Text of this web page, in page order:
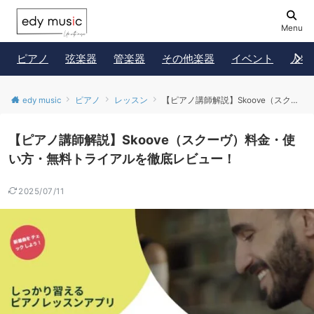
Menu
ピアノ 弦楽器 管楽器 その他楽器 イベント 人物
edy music ピアノ レッスン 【ピアノ講師解説】Skoove（スクーヴ）料金・使い方・無料トライアルを徹底レビュー！
【ピアノ講師解説】Skoove（スクーヴ）料金・使
い方・無料トライアルを徹底レビュー！
2025/07/11